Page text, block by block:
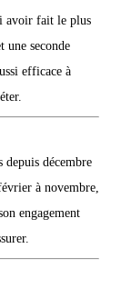
avoir fait le plus
une seconde
efficace à
depuis décembre
à novembre,
engagement